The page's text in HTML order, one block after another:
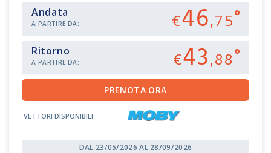
Andata
A PARTIRE DA: €46,75
Ritorno
A PARTIRE DA: €43,88
VETTORI DISPONIBILI:
DAL 23/05/2026 AL 28/09/2026